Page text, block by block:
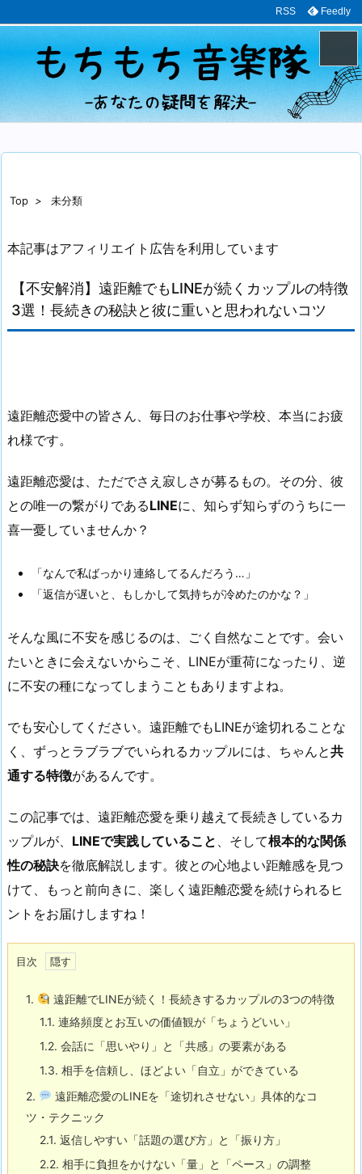
メニュ
RSS Feedly
Top > 未分類
本記事はアフィリエイト広告を利用しています
【不安解消】遠距離でもLINEが続くカップルの特徴
3選！長続きの秘訣と彼に重いと思われないコツ
遠距離恋愛中の皆さん、毎日のお仕事や学校、本当にお疲
れ様です。
遠距離恋愛は、ただでさえ寂しさが募るもの。その分、彼
との唯一の繋がりであるLINEに、知らず知らずのうちに一
喜一憂していませんか？
「なんで私ばっかり連絡してるんだろう…」
「返信が遅いと、もしかして気持ちが冷めたのかな？」
そんな風に不安を感じるのは、ごく自然なことです。会い
たいときに会えないからこそ、LINEが重荷になったり、逆
に不安の種になってしまうこともありますよね。
でも安心してください。遠距離でもLINEが途切れることな
く、ずっとラブラブでいられるカップルには、ちゃんと共
通する特徴があるんです。
この記事では、遠距離恋愛を乗り越えて長続きしているカ
ップルが、 LINEで実践していること 、そして根本的な関係
性の秘訣を徹底解説します。彼との心地よい距離感を見つ
けて、もっと前向きに、楽しく遠距離恋愛を続けられるヒ
ントをお届けしますね！
目次
1.
遠距離でLINEが続く！長続きするカップルの3つの特徴
1.1. 連絡頻度とお互いの価値観が「ちょうどいい」
1.2. 会話に「思いやり」と「共感」の要素がある
1.3. 相手を信頼し、ほどよい「自立」ができている
2.
遠距離恋愛のLINEを「途切れさせない」具体的なコ
ツ・テクニック
2.1. 返信しやすい「話題の選び方」と「振り方」
2.2. 相手に負担をかけない「量」と「ペース」の調整